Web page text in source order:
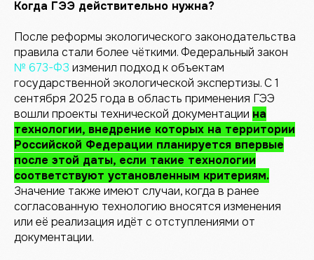
Когда ГЭЭ действительно нужна?
После реформы экологического законодательства
правила стали более чёткими. Федеральный закон
№ 673-ФЗ изменил подход к объектам
государственной экологической экспертизы. С 1
сентября 2025 года в область применения ГЭЭ
вошли проекты технической документации на
технологии, внедрение которых на территории
Российской Федерации планируется впервые
после этой даты, если такие технологии
соответствуют установленным критериям.
Значение также имеют случаи, когда в ранее
согласованную технологию вносятся изменения
или её реализация идёт с отступлениями от
документации.